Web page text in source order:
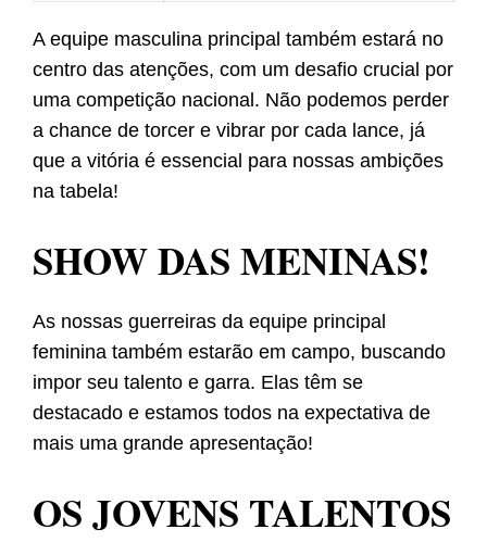
A equipe masculina principal também estará no
centro das atenções, com um desafio crucial por
uma competição nacional. Não podemos perder
a chance de torcer e vibrar por cada lance, já
que a vitória é essencial para nossas ambições
na tabela!
SHOW DAS MENINAS!
As nossas guerreiras da equipe principal
feminina também estarão em campo, buscando
impor seu talento e garra. Elas têm se
destacado e estamos todos na expectativa de
mais uma grande apresentação!
OS JOVENS TALENTOS